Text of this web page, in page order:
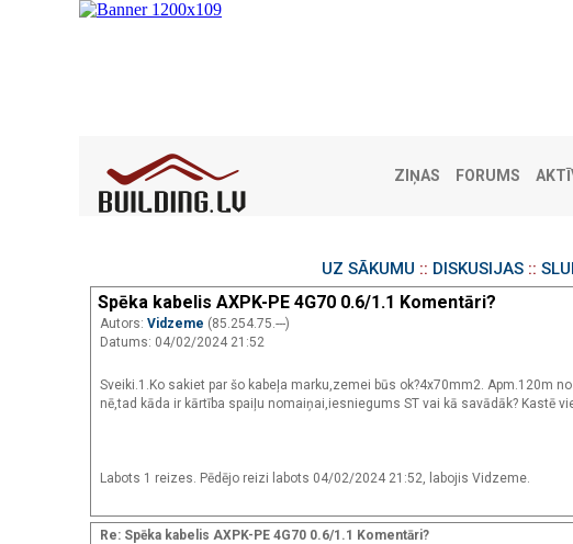
ZIŅAS FORUMS
UZ SĀKUMU :: DISKUSIJAS::
Spēka kabelis AXPK-PE 4G70 0.6/1.1 Komentāri?
Autors: Vidzeme (85.254.75.---)
Datums: 04/02/2024 21:52
Sveiki.1.Ko sakiet par šo kabeļa marku,zemei būs ok?4x70mm2. Apm.120m
nē,tad kāda ir kārtība spaiļu nomaiņai,iesniegums ST vai kā savādāk? Kastē
Labots 1 reizes. Pēdējo reizi labots 04/02/2024 21:52, labojis Vidzeme.
Re: Spēka kabelis AXPK-PE 4G70 0.6/1.1 Komentāri?